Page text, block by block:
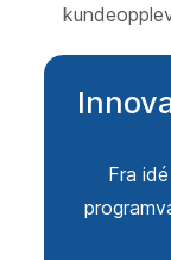
Fra